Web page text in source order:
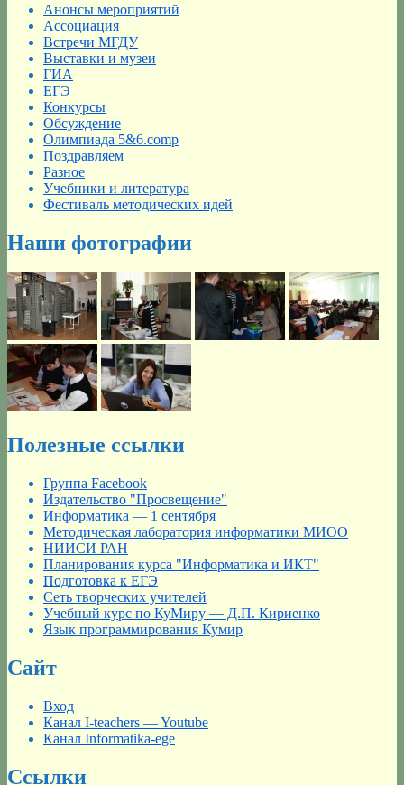
Анонсы мероприятий
Ассоциация
Встречи МГДУ
Выставки и музеи
ГИА
ЕГЭ
Конкурсы
Обсуждение
Олимпиада 5&6.comp
Поздравляем
Разное
Учебники и литература
Фестиваль методических идей
Наши фотографии
Полезные ссылки
Группа Facebook
Издательство "Просвещение"
Информатика — 1 сентября
Методическая лаборатория информатики МИОО
НИИСИ РАН
Планирования курса "Информатика и ИКТ"
Подготовка к ЕГЭ
Сеть творческих учителей
Учебный курс по КуМиру — Д.П. Кириенко
Язык программирования Кумир
Сайт
Вход
Канал I-teachers — Youtube
Канал Informatika-ege
Ссылки